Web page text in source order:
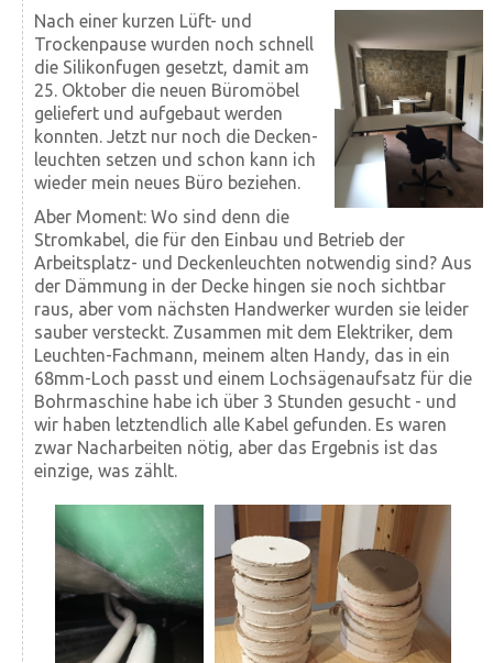
Nach einer kurzen Lüft- und
Trocken­pause wurden noch schnell
die Silikon­fugen gesetzt, damit am
25. Oktober die neuen Büro­möbel
geliefert und auf­gebaut werden
konnten. Jetzt nur noch die Decken­
leuchten setzen und schon kann ich
wieder mein neues Büro beziehen.
Aber Moment: Wo sind denn die
Strom­kabel, die für den Einbau und Betrieb der
Arbeitsplatz- und Deckenleuchten notwendig sind? Aus
der Dämmung in der Decke hingen sie noch sicht­bar
raus, aber vom nächsten Hand­werker wurden sie leider
sauber versteckt. Zusammen mit dem Elektriker, dem
Leuchten-Fachmann, meinem alten Handy, das in ein
68mm-Loch passt und einem Loch­sägen­aufsatz für die
Bohrmaschine habe ich über 3 Stunden gesucht - und
wir haben letzt­endlich alle Kabel gefunden. Es waren
zwar Nach­arbeiten nötig, aber das Ergebnis ist das
einzige, was zählt.